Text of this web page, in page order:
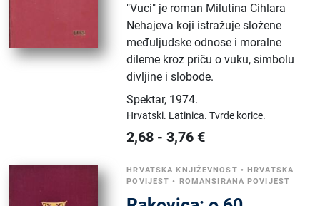
"Vuci" je roman Milutina Cihlara
Nehajeva koji istražuje složene
međuljudske odnose i moralne
dileme kroz priču o vuku, simbolu
divljine i slobode.
Spektar, 1974.
Hrvatski. Latinica.Tvrde korice.
2,68 -3,76 €
HRVATSKA KNJIŽEVNOST •HRVATSKA
POVIJEST • ROMANSIRANA POVIJEST